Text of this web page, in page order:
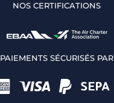
NOS CERTIFICATIONS
PAIEMENTS SÉCURISÉS PAR